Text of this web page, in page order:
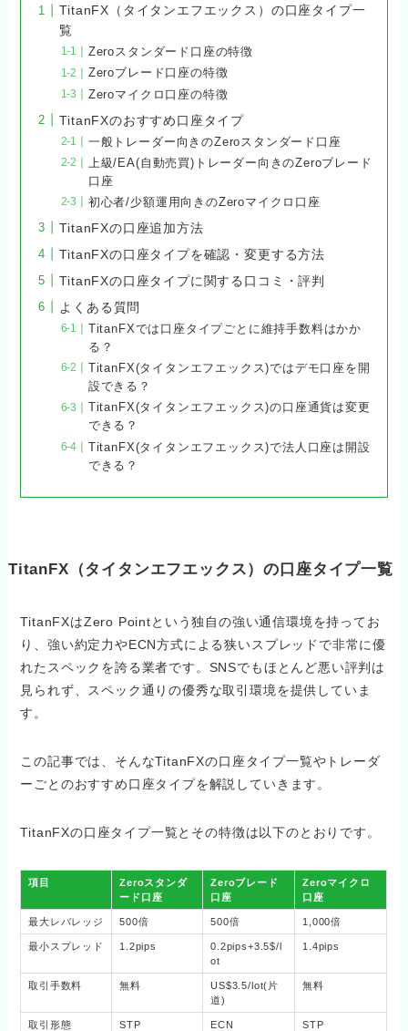
TitanFX（タイタンエフエックス）の口座タイプ一
覧
Zeroスタンダード口座の特徴
Zeroブレード口座の特徴
Zeroマイクロ口座の特徴
TitanFXのおすすめ口座タイプ
一般トレーダー向きのZeroスタンダード口座
上級/EA(自動売買)トレーダー向きのZeroブレード
口座
初心者/少額運用向きのZeroマイクロ口座
TitanFXの口座追加方法
TitanFXの口座タイプを確認・変更する方法
TitanFXの口座タイプに関する口コミ・評判
よくある質問
TitanFXでは口座タイプごとに維持手数料はかか
る？
TitanFX(タイタンエフエックス)ではデモ口座を開
設できる？
TitanFX(タイタンエフエックス)の口座通貨は変更
できる？
TitanFX(タイタンエフエックス)で法人口座は開設
できる？
TitanFX（タイタンエフエックス）の口座タイプ一覧
TitanFXはZero Pointという独自の強い通信環境を持ってお
り、強い約定力やECN方式による狭いスプレッドで非常に優
れたスペックを誇る業者です。SNSでもほとんど悪い評判は
見られず、スペック通りの優秀な取引環境を提供していま
す。
この記事では、そんなTitanFXの口座タイプ一覧やトレーダ
ーごとのおすすめ口座タイプを解説していきます。
TitanFXの口座タイプ一覧とその特徴は以下のとおりです。
項目
Zeroスタンダ
ード口座
Zeroブレード
口座
Zeroマイクロ
口座
最大レバレッジ 500倍 500倍 1,000倍
最小スプレッド 1.2pips
0.2pips+3.5$/l
ot
1.4pips
取引手数料 無料
US$3.5/lot(片
道)
無料
取引形態 STP ECN STP